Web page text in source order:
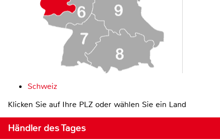
Schweiz
Klicken Sie auf Ihre PLZ oder wählen Sie ein Land
Händler des Tages